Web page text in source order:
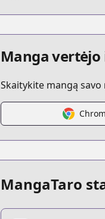
Manga
Skaitykite mangą
MangaTaro